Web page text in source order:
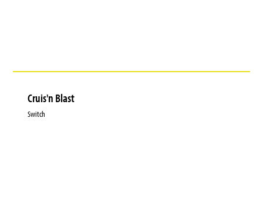
Cruis'n Blast
Switch